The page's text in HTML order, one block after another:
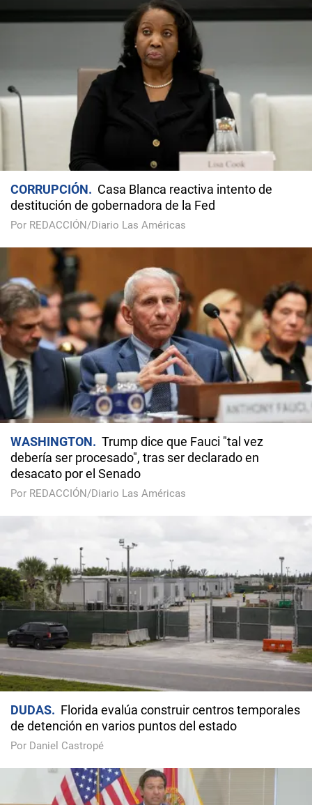
CORRUPCIÓN
Casa Blanca reactiva intento de
destitución de gobernadora de la Fed
Por REDACCIÓN/Diario Las Américas
WASHINGTON
Trump dice que Fauci "tal vez
debería ser procesado", tras ser declarado en
desacato por el Senado
Por REDACCIÓN/Diario Las Américas
DUDAS
Florida evalúa construir centros temporales
de detención en varios puntos del estado
Por Daniel Castropé